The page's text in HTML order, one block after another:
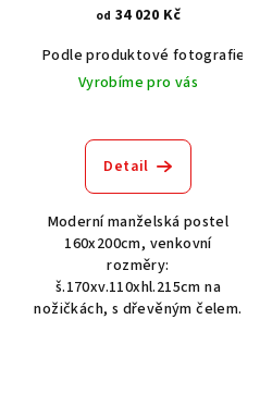
Akát vintage BT1551
Dub světlý
od 34 020 Kč
Podle produktové fotografie
Vyrobíme pro vás
Detail
Moderní manželská postel
160x200cm, venkovní
rozměry:
š.170xv.110xhl.215cm na
nožičkách, s dřevěným čelem.